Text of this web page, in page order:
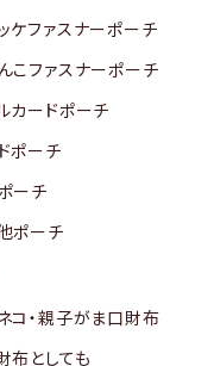
ケファスナーポーチ
こファスナーポーチ
カードポーチ
ポーチ
ーチ
ポーチ
コ・親子がま口財布
布としても